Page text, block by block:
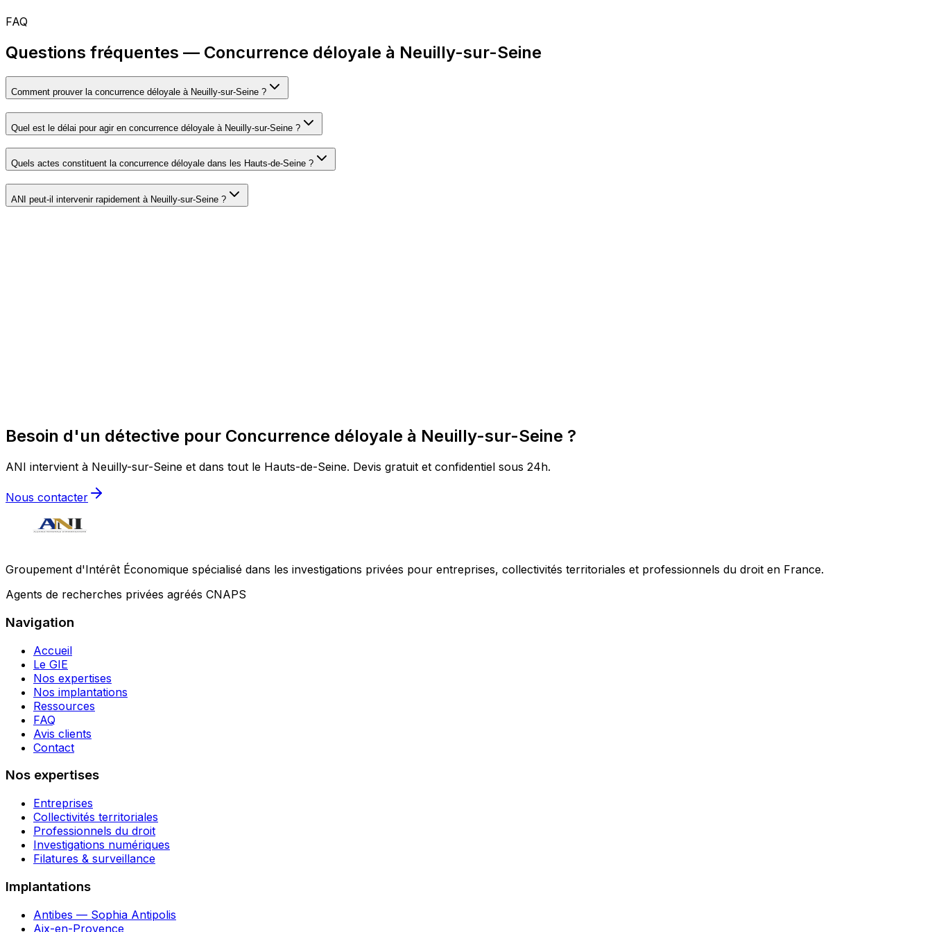
FAQ
Questions fréquentes — Concurrence déloyale à Neuilly-sur-Seine
Comment prouver la concurrence déloyale à Neuilly-sur-Seine ?
Quel est le délai pour agir en concurrence déloyale à Neuilly-sur-Seine ?
Quels actes constituent la concurrence déloyale dans les Hauts-de-Seine ?
ANI peut-il intervenir rapidement à Neuilly-sur-Seine ?
Besoin d'un détective pour Concurrence déloyale à Neuilly-sur-Seine ?
ANI intervient à Neuilly-sur-Seine et dans tout le Hauts-de-Seine. Devis gratuit et confidentiel sous 24h.
Nous contacter
Groupement d'Intérêt Économique spécialisé dans les investigations privées pour entreprises, collectivités territoriales et professionnels du droit en France.
Agents de recherches privées agréés CNAPS
Navigation
Accueil
Le GIE
Nos expertises
Nos implantations
Ressources
FAQ
Avis clients
Contact
Nos expertises
Entreprises
Collectivités territoriales
Professionnels du droit
Investigations numériques
Filatures & surveillance
Implantations
Antibes — Sophia Antipolis
Aix-en-Provence